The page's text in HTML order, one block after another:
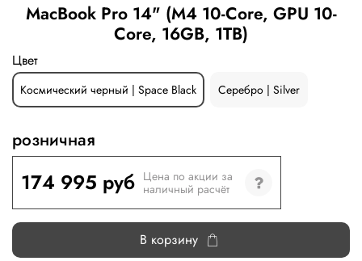
MacBook Pro 14" (M4 10-Core, GPU 10-
Core, 16GB, 1TB)
Цвет
Космический черный | Space Black Серебро | Silver
розничная
174 995 руб Цена по акции за
наличный расчёт
В корзину